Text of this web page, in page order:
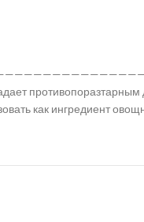
как ингредиент